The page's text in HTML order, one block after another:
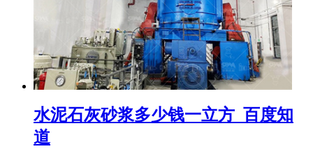
水泥石灰砂浆多少钱一立方_百度知
道